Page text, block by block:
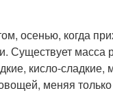
осенью, когда
Существует
кисло-
меняя